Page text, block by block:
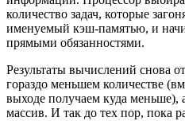
количество задач, которые
именуемый кэш-памятью, и
прямыми обязанностями.
Результаты вычислений снова
гораздо меньшем количестве
выходе получаем куда меньше),
массив. И так до тех пор, пока